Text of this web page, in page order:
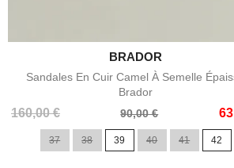
Aperçu rapide
BRADOR
Sandales En Cuir Camel À Semelle
Brador
160,00 €
Prix
90,00 €
Prix
37 38 39 40 41 42